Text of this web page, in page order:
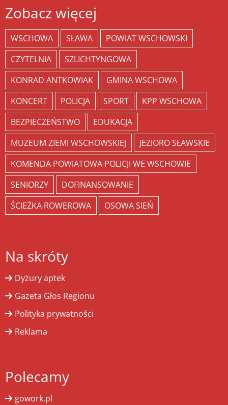
Zobacz więcej
WSCHOWA SŁAWA
POWIAT WSCHOWSKI
CZYTELNIA
SZLICHTYNGOWA
KONRAD ANTKOWIAK
GMINA WSCHOWA
KONCERT
POLICJA SPORT
KPP WSCHOWA
BEZPIECZEŃSTWO
EDUKACJA
MUZEUM ZIEMI WSCHOWSKIEJ
JEZIORO SŁAWSKIE
KOMENDA POWIATOWA POLICJI WE WSCHOWIE
SENIORZY
DOFINANSOWANIE
ŚCIEŻKA ROWEROWA
OSOWA SIEŃ
Na skróty
Dyżury aptek
Gazeta Głos Regionu
Polityka prywatności
Reklama
Polecamy
gowork.pl